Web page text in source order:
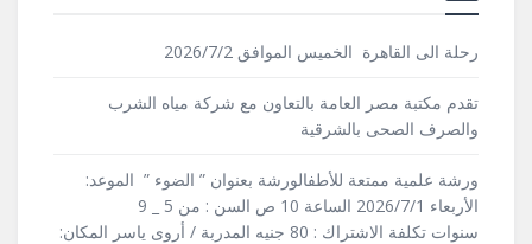
رحلة الى القاهرة الخميس الموافق 2026/7/2
تقدم مكتبة مصر العامة بالتعاون مع شركة مياه الشرب
والصرف الصحى بالشرقية
ورشة علمية ممتعة للأطفالورشة بعنوان ” الضوء ” الموعد:
الأربعاء 2026/7/1 الساعة 10 ص السن : من 5 _ 9
سنوات تكلفة الاشتراك : 80 جنيه المدربة / أروى ياسر المكان: